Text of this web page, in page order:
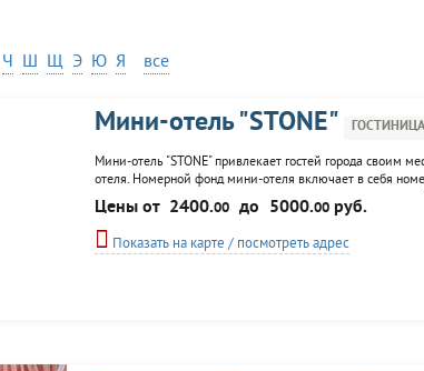
Ч Ш Щ Э Ю Я все
Мини-отель "STONE" ГОСТИНИЦА
Мини-отель "STONE" привлекает гостей города своим
отеля. Номерной фонд мини-отеля включает в себя
бар, кафе, финские сауны, караоке-ресторан, боулинг,
Цены от 2400.00 до 5000.00руб.
Показать на карте / посмотреть адрес